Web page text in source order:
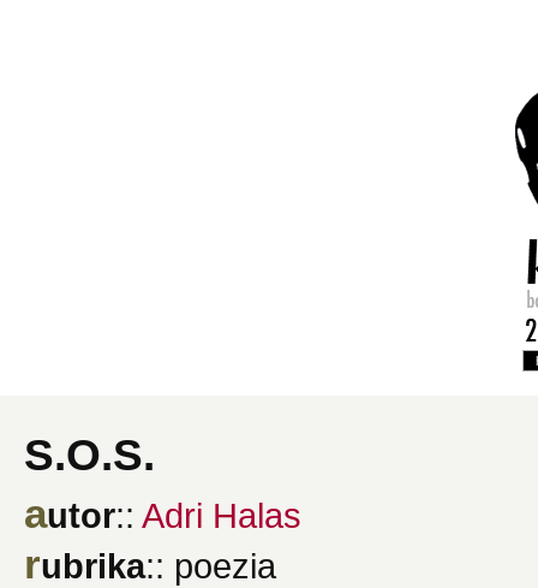
S.O.S.
autor:: Adri Halas
rubrika:: poezia